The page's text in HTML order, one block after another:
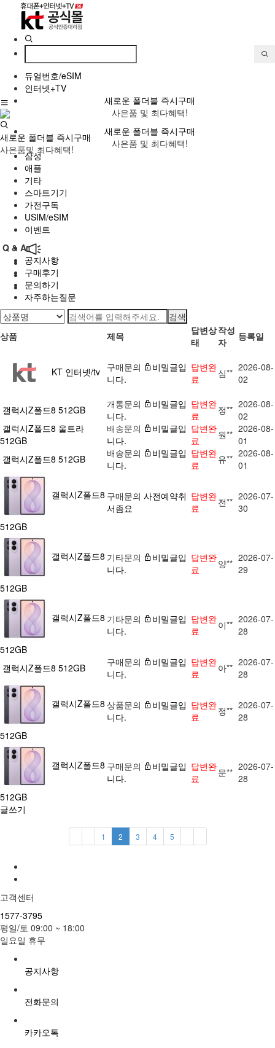
듀얼번호/eSIM
인터넷+TV
새로운 폴더블 즉시구매
사은품 및 최다혜택!
새로운 폴더블 즉시구매
사은품 및 최다혜택!
삼성
애플
기타
스마트기기
가전구독
USIM/eSIM
이벤트
새로운 폴더블 즉시구매
사은품및 최다혜택!
Q & A
공지사항
구매후기
문의하기
자주하는질문
검색
상품
제목
답변상
태
작성
자
등록일
KT 인터넷/tv 구매문의
비밀글입
니다.
답변완
료
심** 2026-08-
02
갤럭시Z폴드8 512GB 개통문의
비밀글입
니다.
답변완
료
정** 2026-08-
02
갤럭시Z폴드8 울트라
512GB
배송문의
비밀글입
니다.
답변완
료
원** 2026-08-
01
갤럭시Z폴드8 512GB
배송문의
비밀글입
니다.
답변완
료
유** 2026-08-
01
갤럭시Z폴드8
512GB
구매문의 사전예약취
서좀요
답변완
료
전** 2026-07-
30
갤럭시Z폴드8
512GB
기타문의
비밀글입
니다.
답변완
료
양** 2026-07-
29
갤럭시Z폴드8
512GB
기타문의
비밀글입
니다.
답변완
료
이** 2026-07-
28
갤럭시Z폴드8 512GB 구매문의
비밀글입
니다.
답변완
료
아** 2026-07-
28
갤럭시Z폴드8
512GB
상품문의
비밀글입
니다.
답변완
료
정** 2026-07-
28
갤럭시Z폴드8
512GB
구매문의
비밀글입
니다.
답변완
료
문** 2026-07-
28
글쓰기
1 2 3 4 5
고객센터
1577-3795
평일/토 09:00 ~ 18:00
일요일 휴무
공지사항
전화문의
카카오톡